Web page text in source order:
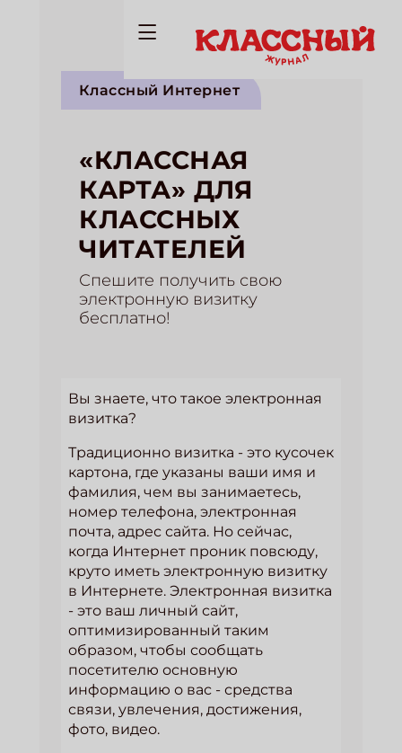
Классный Интернет
«КЛАССНАЯ
КАРТА» ДЛЯ
КЛАССНЫХ
ЧИТАТЕЛЕЙ
Спешите получить свою
электронную визитку
бесплатно!
Вы знаете, что такое электронная
визитка?
Традиционно визитка - это кусочек
картона, где указаны ваши имя и
фамилия, чем вы занимаетесь,
номер телефона, электронная
почта, адрес сайта. Но сейчас,
когда Интернет проник повсюду,
круто иметь электронную визитку
в Интернете. Электронная визитка
- это ваш личный сайт,
оптимизированный таким
образом, чтобы сообщать
посетителю основную
информацию о вас - средства
связи, увлечения, достижения,
фото, видео.